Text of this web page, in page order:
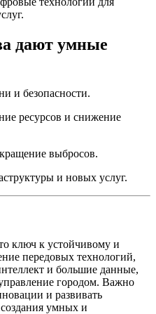
дают умные
и безопасности.
ресурсов и снижение
выбросов.
и новых услуг.
ключ к устойчивому и
передовых технологий,
и большие данные,
городом. Важно
и развивать
умных и